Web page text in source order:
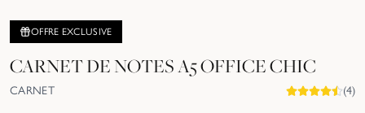
OFFRE EXCLUSIVE
CARNET DE NOTES A5 OFFICE CHIC
CARNET (4)